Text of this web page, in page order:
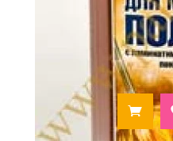
принадлежности,
материалы для